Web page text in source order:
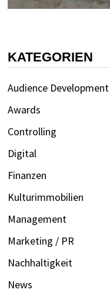
KATEGORIEN
Audience Development
Awards
Controlling
Digital
Finanzen
Kulturimmobilien
Management
Marketing / PR
Nachhaltigkeit
News